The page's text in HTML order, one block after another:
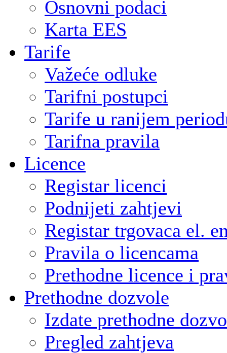
Osnovni podaci
Karta EES
Tarife
Važeće odluke
Tarifni postupci
Tarife u ranijem
Tarifna pravila
Licence
Registar licenci
Podnijeti zahtjevi
Registar trgovaca el.
Pravila o licencama
Prethodne licence i
Prethodne dozvole
Izdate prethodne
Pregled zahtjeva